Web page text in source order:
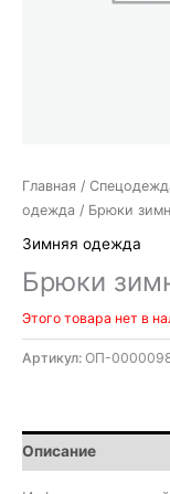
Главная /
одежда / Брюки
Зимняя одежда
Брюки
Этого товара нет в
Артикул: ОП-
Описание